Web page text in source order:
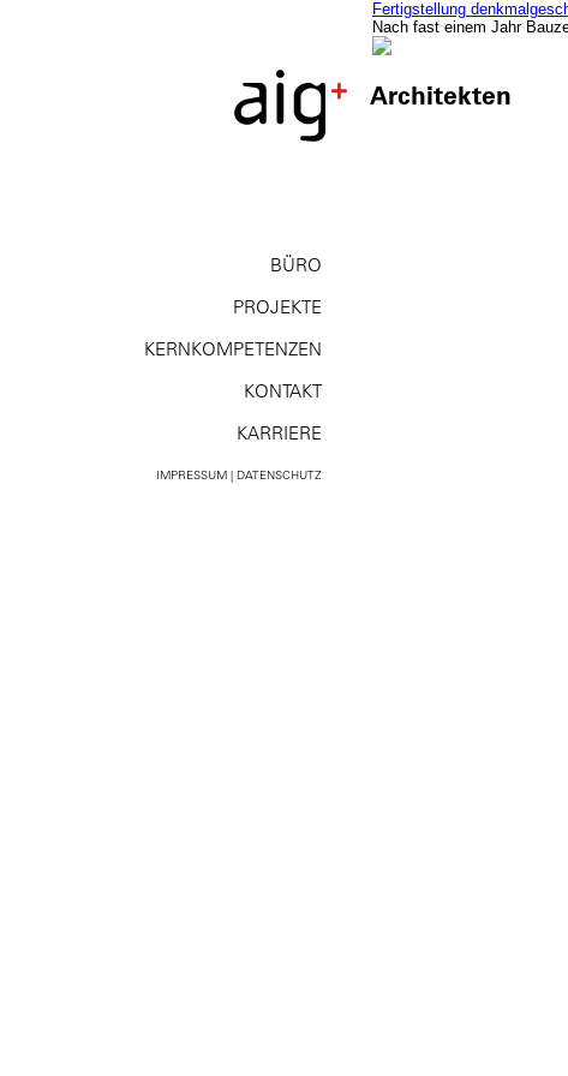
Architekten
BÜRO
PROJEKTE
KERNKOMPE­TENZEN
KONTAKT
KARRIERE
IMPRESSUM | DATENSCHUTZ
Fertigstellung
Nach fast einem Jahr